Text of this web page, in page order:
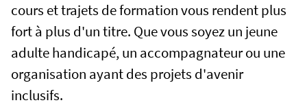
cours et trajets de formation vous rendent plus
fort à plus d'un titre. Que vous soyez un jeune
adulte handicapé, un accompagnateur ou une
organisation ayant des projets d'avenir
inclusifs.